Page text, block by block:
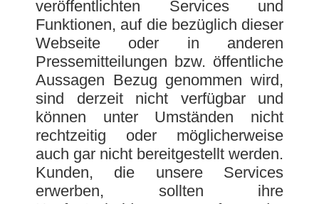
veröffentlichten Services und
Funktionen, auf die bezüglich dieser
Webseite oder in anderen
Pressemitteilungen bzw. öffentliche
Aussagen Bezug genommen wird,
sind derzeit nicht verfügbar und
können unter Umständen nicht
rechtzeitig oder möglicherweise
auch gar nicht bereitgestellt werden.
Kunden, die unsere Services
erwerben, sollten ihre